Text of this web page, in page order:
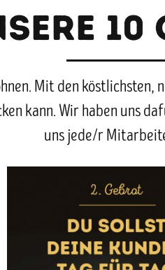
10
Mit den
kann. Wir haben uns
uns jede/r